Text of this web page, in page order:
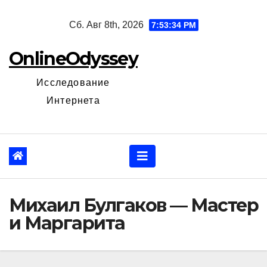
Сб. Авг 8th, 2026 7:53:35 PM
OnlineOdyssey
Исследование
Интернета
Михаил Булгаков — Мастер
и Маргарита